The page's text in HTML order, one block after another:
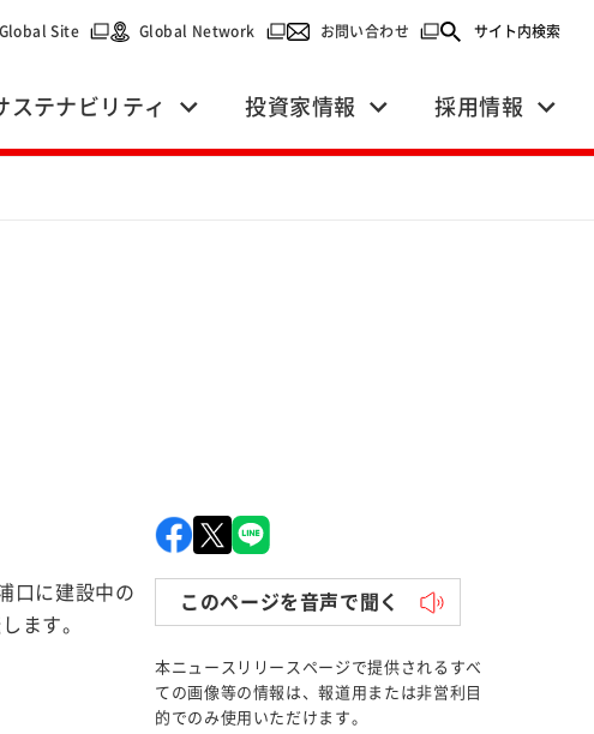
ンドウで開く）
Global Site（別ウィンドウで開く）
Global Network （別ウィンドウで開く）
お問い合わせ （別ウィンドウで開く）
サイト内検索
ステナビリティ 投資家情報 採用情報
このページを音声で聞く
本ニュースリリースページで提供されるすべ
ての画像等の情報は、報道用または非営利目
的でのみ使用いただけます。
口に建設中の
ます。